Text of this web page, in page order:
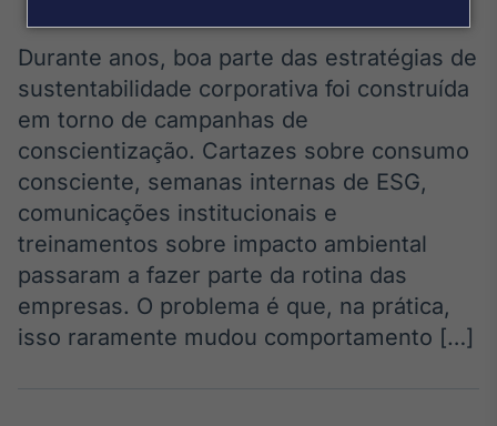
Broadcast
Agro
Tudo sobre o
agronegócio
Broadcast
Político
Os bastidores da
política em
tempo real
Durante anos, boa parte das estratégias de
sustentabilidade corporativa foi construída
em torno de campanhas de
conscientização. Cartazes sobre consumo
consciente, semanas internas de ESG,
comunicações institucionais e
treinamentos sobre impacto ambiental
passaram a fazer parte da rotina das
empresas. O problema é que, na prática,
isso raramente mudou comportamento […]